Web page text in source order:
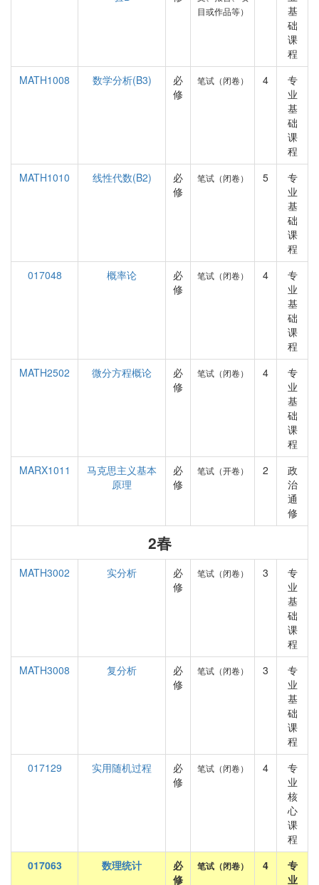
目或作品等）
基
础
课
程
MATH1008
数学分析(B3)
必
修
笔试（闭卷） 4
专
业
基
础
课
程
MATH1010
线性代数(B2)
必
修
笔试（闭卷） 5
专
业
基
础
课
程
017048
概率论
必
修
笔试（闭卷） 4
专
业
基
础
课
程
MATH2502
微分方程概论
必
修
笔试（闭卷） 4
专
业
基
础
课
程
MARX1011
马克思主义基本
原理
必
修
笔试（开卷） 2
政
治
通
修
2春
MATH3002 实分析
必
修
笔试（闭卷） 3
专
业
基
础
课
程
MATH3008
复分析
必
修
笔试（闭卷） 3
专
业
基
础
课
程
017129
实用随机过程
必
修
笔试（闭卷） 4
专
业
核
心
课
程
017063
数理统计
必
修
笔试（闭卷） 4
专
业